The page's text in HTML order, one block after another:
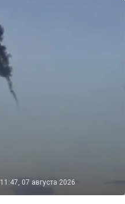
11:47, 07 августа 2026